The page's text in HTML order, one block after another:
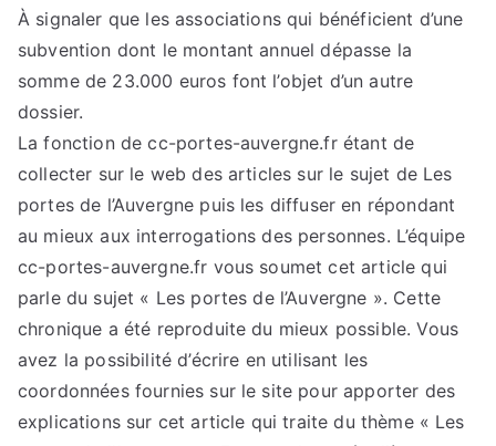
À signaler que les associations qui bénéficient d’une
subvention dont le montant annuel dépasse la
somme de 23.000 euros font l’objet d’un autre
dossier.
La fonction de cc-portes-auvergne.fr étant de
collecter sur le web des articles sur le sujet de Les
portes de l’Auvergne puis les diffuser en répondant
au mieux aux interrogations des personnes. L’équipe
cc-portes-auvergne.fr vous soumet cet article qui
parle du sujet « Les portes de l’Auvergne ». Cette
chronique a été reproduite du mieux possible. Vous
avez la possibilité d’écrire en utilisant les
coordonnées fournies sur le site pour apporter des
explications sur cet article qui traite du thème « Les